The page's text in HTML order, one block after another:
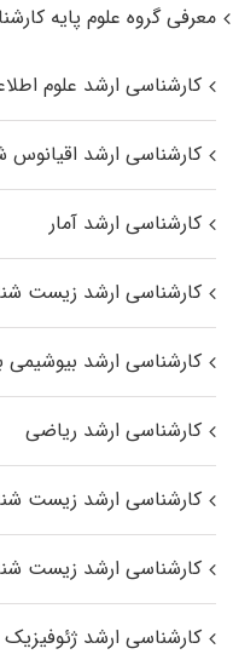
معرفی گروه علوم پایه
کارشناسی ارشد علوم
کارشناسی ارشد
کارشناسی ارشد آمار
کارشناسی ارشد زیست
کارشناسی ارشد بیوشیمی
کارشناسی ارشد ریاضی
کارشناسی ارشد زیست‌
کارشناسی ارشد زیست‌
کارشناسی ارشد